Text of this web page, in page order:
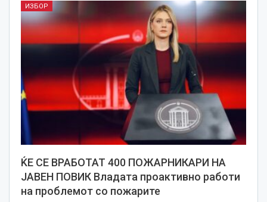
ИЗБОР
ЌЕ СЕ ВРАБОТАТ 400 ПОЖАРНИКАРИ НА
ЈАВЕН ПОВИК Владата проактивно работи
на проблемот со пожарите